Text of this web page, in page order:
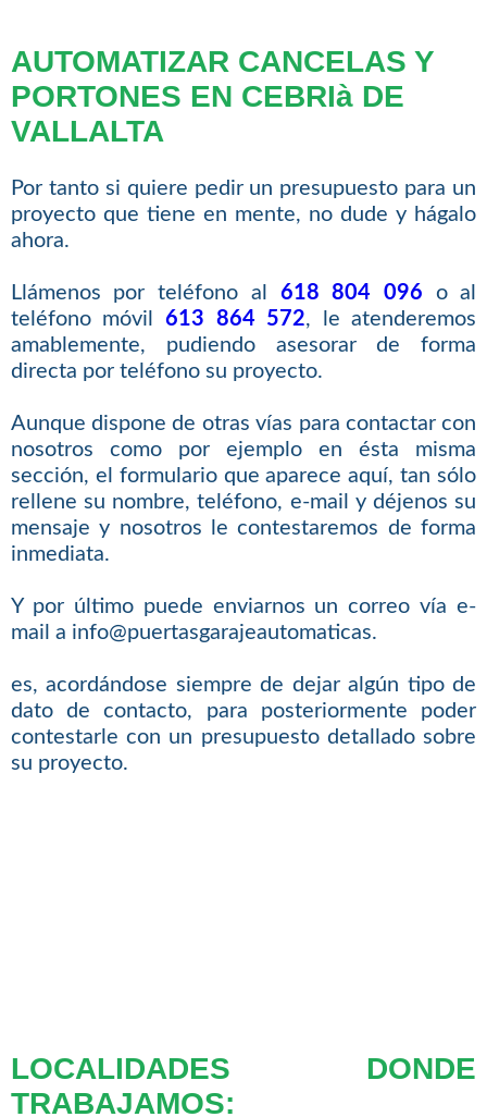
AUTOMATIZAR CANCELAS Y
PORTONES EN CEBRIà DE
VALLALTA
Por tanto si quiere pedir un presupuesto para un
proyecto que tiene en mente, no dude y hágalo
ahora.
Llámenos por teléfono al 618 804 096 o al
teléfono móvil 613 864 572, le atenderemos
amablemente, pudiendo asesorar de forma
directa por teléfono su proyecto.
Aunque dispone de otras vías para contactar con
nosotros como por ejemplo en ésta misma
sección, el formulario que aparece aquí, tan sólo
rellene su nombre, teléfono, e-mail y déjenos su
mensaje y nosotros le contestaremos de forma
inmediata.
Y por último puede enviarnos un correo vía e-
mail a info@puertasgarajeautomaticas.
es, acordándose siempre de dejar algún tipo de
dato de contacto, para posteriormente poder
contestarle con un presupuesto detallado sobre
su proyecto.
LOCALIDADES DONDE
TRABAJAMOS: